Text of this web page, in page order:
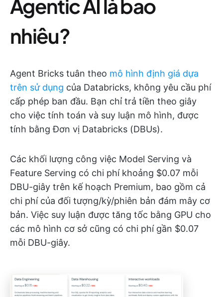
Agentic AI là bao
nhiêu?
Agent Bricks tuân theo mô hình định giá dựa
trên sử dụng của Databricks, không yêu cầu phí
cấp phép ban đầu. Bạn chỉ trả tiền theo giây
cho việc tính toán và suy luận mô hình, được
tính bằng Đơn vị Databricks (DBUs).
Các khối lượng công việc Model Serving và
Feature Serving có chi phí khoảng $0.07 mỗi
DBU-giây trên kế hoạch Premium, bao gồm cả
chi phí của đối tượng/kỳ/phiên bản đám mây cơ
bản. Việc suy luận được tăng tốc bằng GPU cho
các mô hình cơ sở cũng có chi phí gần $0.07
mỗi DBU-giây.